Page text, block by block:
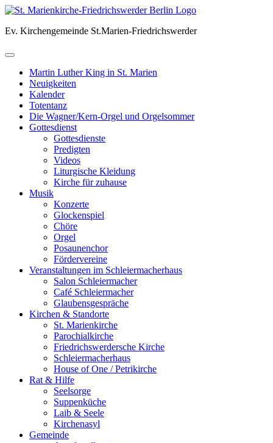
Skip
content
Ev. Kirchengemeinde St.Marien-Friedrichswerder
Martin Luther King in St. Marien
Neuigkeiten
Kalender
Totentanz
Die Wagner/Kern-Orgel und Orgelsommer
Gottesdienst
Gottesdienste
Predigten
Videos
Liturgische Kleidung
Kirche für zuhause
Musik
Konzerte
Glockenspiel
Chöre
Orgel
Posaunenchor
Fördervereine
Veranstaltungen im Schleiermacherhaus
Salon Schleiermacher
Café Schleiermacher
Glaubensgespräche
Kirchen & Standorte
St. Marienkirche
Parochialkirche
Friedrichswerdersche Kirche
Schleiermacherhaus
House of One / Petrikirche
Rat & Hilfe
Seelsorge
Suppenküche
Laib & Seele
Kirchenasyl
Gemeinde